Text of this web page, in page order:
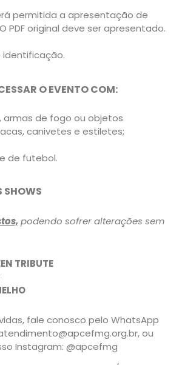
permitida a apresentação de
PDF original deve ser apresentado.
O EVENTO COM:
armas de fogo ou objetos
canivetes e estiletes;
de futebol.
SHOWS
podendo sofrer alterações sem
TRIBUTE
fale conosco pelo WhatsApp
ou
Instagram: @apcefmg